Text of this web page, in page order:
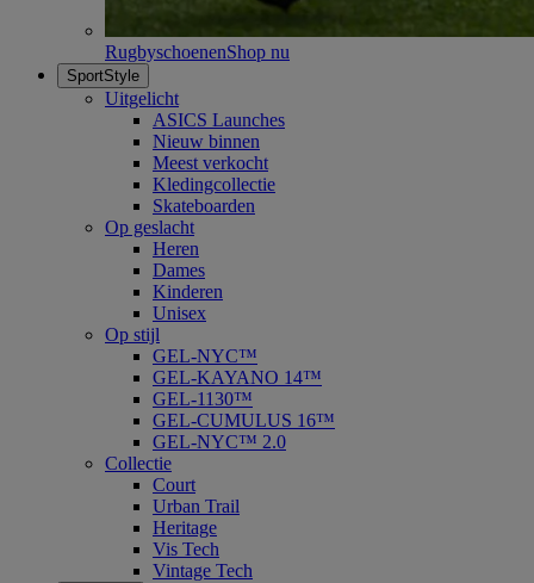
RugbyschoenenShop nu
SportStyle
Uitgelicht
ASICS Launches
Nieuw binnen
Meest verkocht
Kledingcollectie
Skateboarden
Op geslacht
Heren
Dames
Kinderen
Unisex
Op stijl
GEL-NYC™
GEL-KAYANO 14™
GEL-1130™
GEL-CUMULUS 16™
GEL-NYC™ 2.0
Collectie
Court
Urban Trail
Heritage
Vis Tech
Vintage Tech